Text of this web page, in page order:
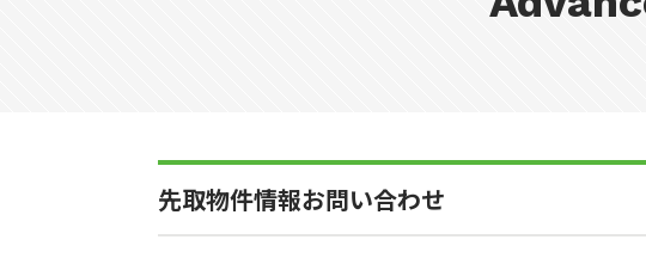
先取物件情報お問い合わせ